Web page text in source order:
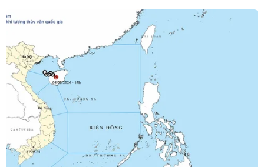
#Tổng thống #Joe Biden
#Hợp tác
#Chính quyền mới
#Nhậm chức
#Quan hệ đồng minh